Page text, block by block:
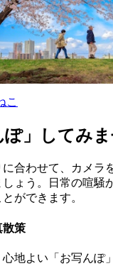
こ
」してみ
合わせて、カメラ
ょう。日常の喧騒
ができます。
散策
地よい「お写んぽ